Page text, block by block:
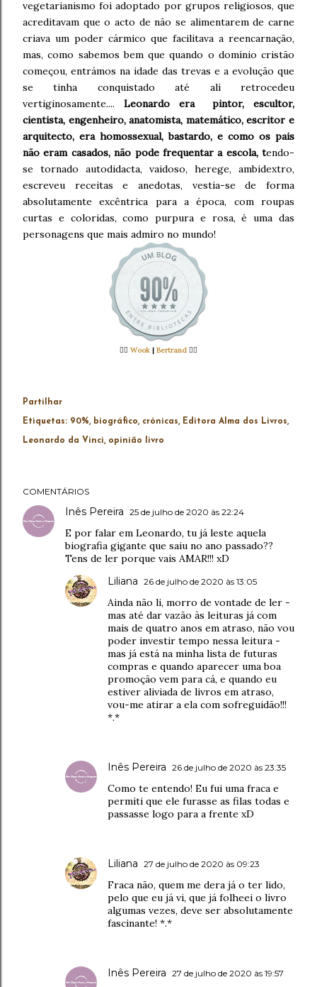
vegetarianismo foi adoptado por grupos religiosos, que
acreditavam que o acto de não se alimentarem de carne
criava um poder cármico que facilitava a reencarnação,
mas, como sabemos bem que quando o domínio cristão
começou, entrámos na idade das trevas e a evolução que
se tinha conquistado até ali retrocedeu
vertiginosamente.... Leonardo era pintor, escultor,
cientista, engenheiro, anatomista, matemático, escritor e
arquitecto, era homossexual, bastardo, e como os pais
não eram casados, não pode frequentar a escola, tendo-
se tornado autodidacta, vaidoso, herege, ambidextro,
escreveu receitas e anedotas, vestia-se de forma
absolutamente excêntrica para a época, com roupas
curtas e coloridas, como purpura e rosa, é uma das
personagens que mais admiro no mundo!
👉🏻 Wook | Bertrand 👈🏻
Partilhar
Etiquetas: 90% biográfico crónicas Editora Alma dos Livros
Leonardo da Vinci opinião livro
COMENTÁRIOS
Inês Pereira 25 de julho de 2020 às 22:24
E por falar em Leonardo, tu já leste aquela
biografia gigante que saiu no ano passado??
Tens de ler porque vais AMAR!!! xD
Liliana 26 de julho de 2020 às 13:05
Ainda não li, morro de vontade de ler -
mas até dar vazão às leituras já com
mais de quatro anos em atraso, não vou
poder investir tempo nessa leitura -
mas já está na minha lista de futuras
compras e quando aparecer uma boa
promoção vem para cá, e quando eu
estiver aliviada de livros em atraso,
vou-me atirar a ela com sofreguidão!!!
*.*
Inês Pereira 26 de julho de 2020 às 23:35
Como te entendo! Eu fui uma fraca e
permiti que ele furasse as filas todas e
passasse logo para a frente xD
Liliana 27 de julho de 2020 às 09:23
Fraca não, quem me dera já o ter lido,
pelo que eu já vi, que já folheei o livro
algumas vezes, deve ser absolutamente
fascinante! *.*
Inês Pereira 27 de julho de 2020 às 19:57